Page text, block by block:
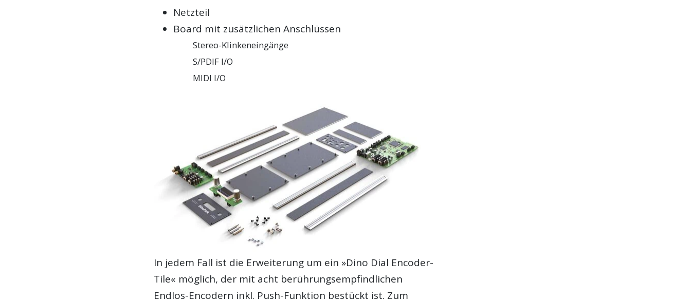
Netzteil
Board mit zusätzlichen Anschlüssen
Stereo-Klinkeneingänge
S/PDIF I/O
MIDI I/O
In jedem Fall ist die Erweiterung um ein »Dino Dial Encoder-
Tile« möglich, der mit acht berührungsempfindlichen
Endlos-Encodern inkl. Push-Funktion bestückt ist. Zum